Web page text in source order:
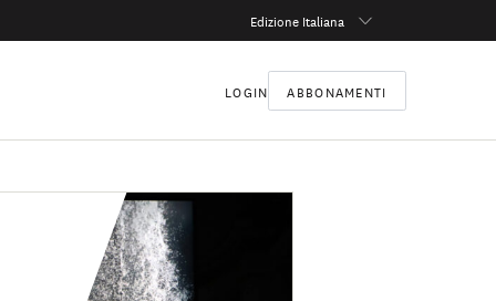
Edizione Italiana
LOGIN ABBONAMENTI